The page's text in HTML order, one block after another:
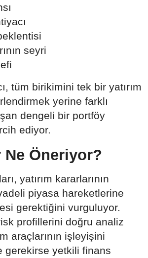
seyri
tüm birikimini tek bir yatırım
yerine farklı
dengeli bir portföy
ediyor.
Ne Öneriyor?
yatırım kararlarının
piyasa hareketlerine
gerektiğini vurguluyor.
risk profillerini doğru analiz
araçlarının işleyişini
gerekirse yetkili finans